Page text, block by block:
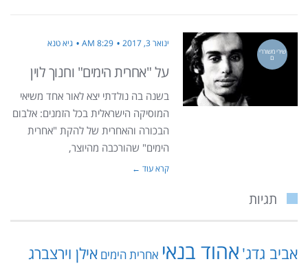
שירי משוררי
ם
ינואר 3, 2017 8:29 AM גיא טנא
על "אחרית הימים" וחנוך לוין
בשנה בה נולדתי יצא לאור אחד משיאי
המוסיקה הישראלית בכל הזמנים: אלבום
הבכורה והאחרית של להקת "אחרית
הימים" שהורכבה מהיוצר,
קרא עוד ←
תגיות
אביב גדג' אהוד בנאי אחרית הימים אילן וירצברג